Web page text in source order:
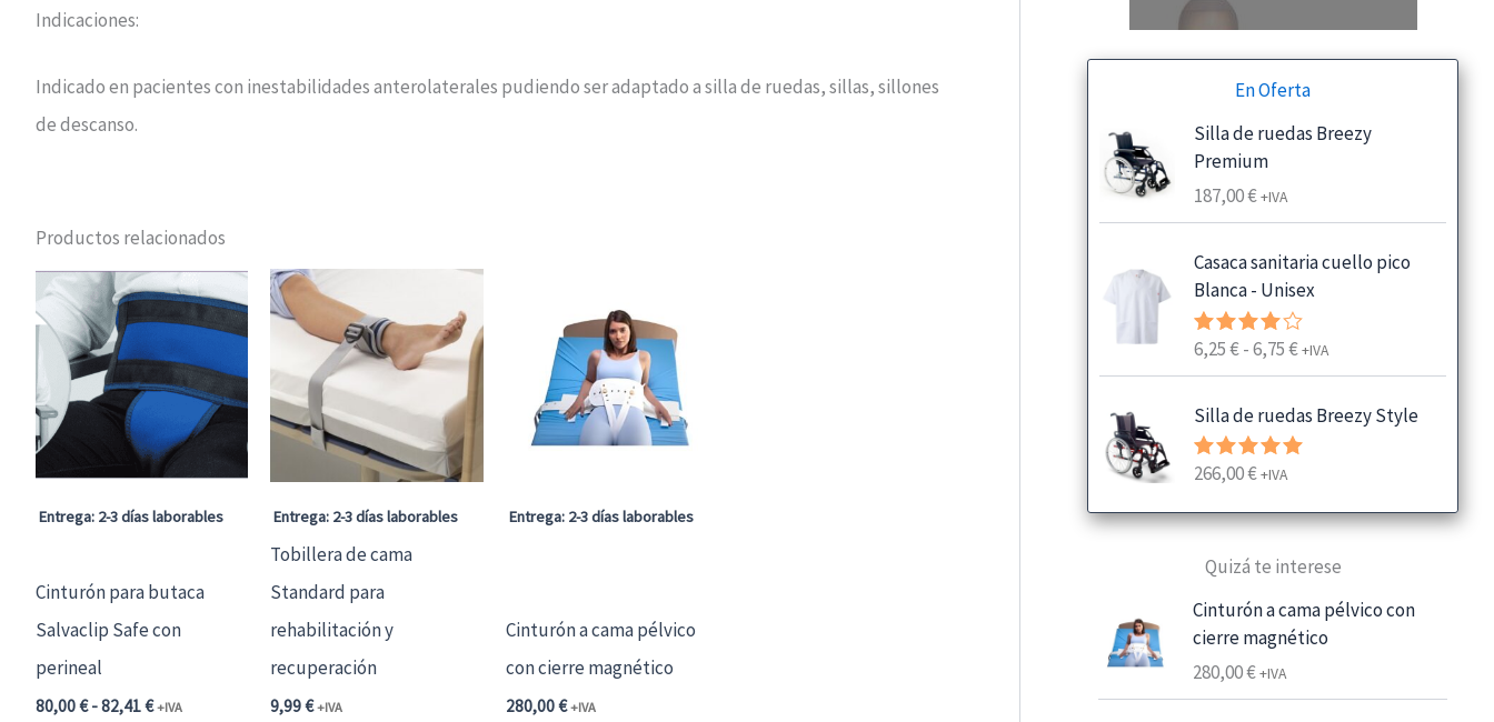
Indicaciones:
Indicado en pacientes con inestabilidades anterolaterales pudiendo ser adaptado a silla de ruedas, sillas, sillones
de descanso.
Productos relacionados
Entrega: 2-3 días laborables
Cinturón para butaca
Salvaclip Safe con
perineal
80,00€ -82,41€Rango
+IVA
Entrega: 2-3 días laborables
Tobillera de cama
Standard para
rehabilitación y
recuperación
9,99€ +IVA
Entrega: 2-3 días laborables
Cinturón a cama pélvico
con cierre magnético
280,00€ +IVA
En Oferta
Silla de ruedas Breezy
Premium
187,00€+IVA
Casaca sanitaria cuello pico
Blanca - Unisex
Valorado
6,25€-6,75€R
a
g
o
e
r
c
i
s
+IVA
Silla de ruedas Breezy Style
Valorado
de 5
266,00€+IVA
Quizá te interese
Cinturón a cama pélvico con
cierre magnético
280,00€+IVA